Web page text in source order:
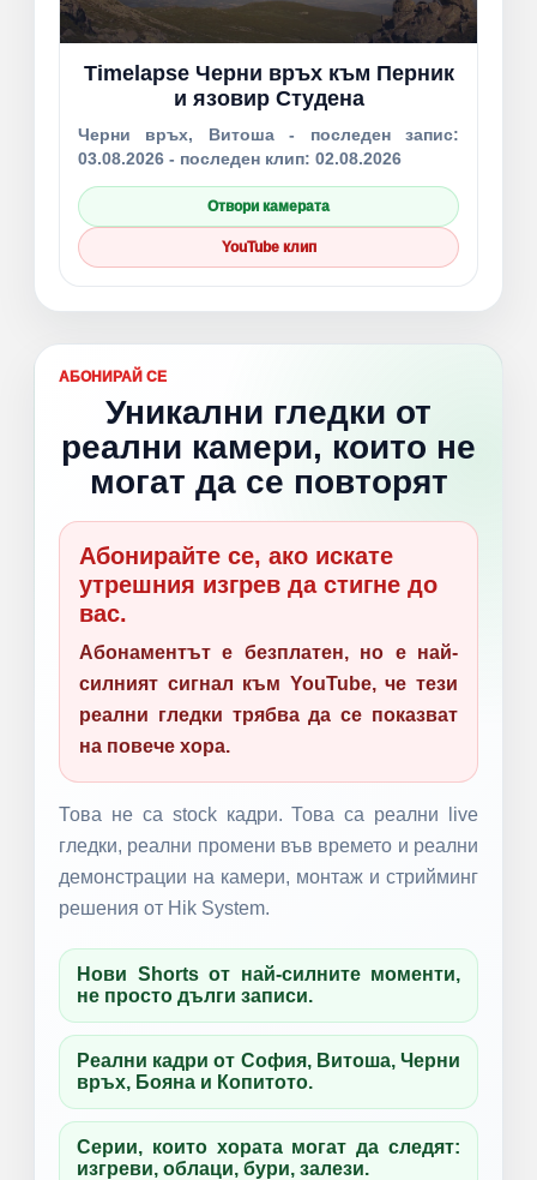
Timelapse Черни връх към Перник
и язовир Студена
Черни връх, Витоша - последен запис:
03.08.2026 - последен клип: 02.08.2026
Отвори камерата
YouTube клип
АБОНИРАЙ СЕ
Уникални гледки от
реални камери, които не
могат да се повторят
Абонирайте се, ако искате
утрешния изгрев да стигне до
вас.
Абонаментът е безплатен, но е най-
силният сигнал към YouTube, че тези
реални гледки трябва да се показват
на повече хора.
Това не са stock кадри. Това са реални live
гледки, реални промени във времето и реални
демонстрации на камери, монтаж и стрийминг
решения от Hik System.
Нови Shorts от най-силните моменти,
не просто дълги записи.
Реални кадри от София, Витоша, Черни
връх, Бояна и Копитото.
Серии, които хората могат да следят:
изгреви, облаци, бури, залези.